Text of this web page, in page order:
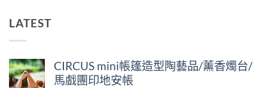
LATEST
CIRCUS mini帳篷造型陶藝品/薰香燭台/
馬戲團印地安帳